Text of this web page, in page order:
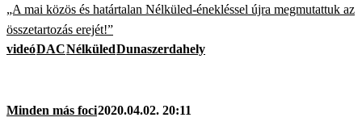
„A mai közös és határtalan Nélküled-énekléssel újra megmutattuk az
összetartozás erejét!”
videóDACNélküledDunaszerdahely
Minden más foci2020.04.02. 20:11